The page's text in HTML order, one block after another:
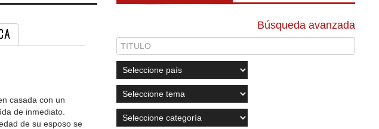
casada con un
de inmediato.
de su esposo se
Búsqueda avanzada